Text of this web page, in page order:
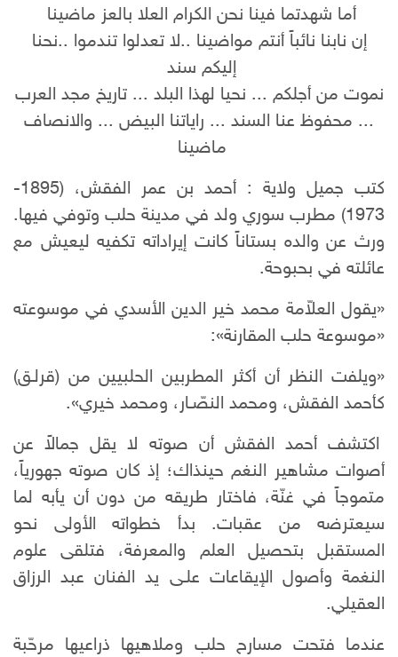
أما شهدتما فينا نحن الكرام العلا بالعز ماضينا
إن نابنا نائباً أنتم مواضينا ..لا تعدلوا تندموا ..نحنا
إليكم سند
نموت من أجلكم ... نحيا لهذا البلد ... تاريخ مجد العرب
... محفوظ عنا السند ... راياتنا البيض ... والانصاف
ماضينا
كتب جميل ولاية : أحمد بن عمر الفقش، (1895-
1973) مطرب سوري ولد في مدينة حلب وتوفي فيها.
ورث عن والده بستاناً كانت إيراداته تكفيه ليعيش مع
عائلته في بحبوحة.
«يقول العلاّمة محمد خير الدين الأسدي في موسوعته
«موسوعة حلب المقارنة»:
«ويلفت النظر أن أكثر المطربين الحلبيين من (قرلـق)
كأحمد الفقش، ومحمد النصّـار، ومحمد خيري».
اكتشف أحمد الفقش أن صوته لا يقل جمالاً عن
أصوات مشاهير النغم حينذاك؛ إذ كان صوته جهورياً،
متموجاً في غنّة، فاختار طريقه من دون أن يأبه لما
سيعترضه من عقبات. بدأ خطواته الأولى نحو
المستقبل بتحصيل العلم والمعرفة، فتلقى علوم
النغمة وأصول الإيقاعات علـى يد الفنان عبد الرزاق
العقيلي.
عندما فتحت مسارح حلب وملاهيها ذراعيها مرحّبة